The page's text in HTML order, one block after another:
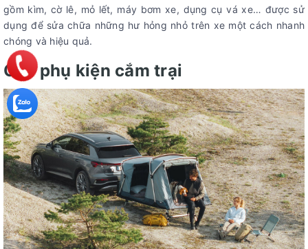
gồm kìm, cờ lê, mỏ lết, máy bơm xe, dụng cụ vá xe… được sử
dụng để sửa chữa những hư hỏng nhỏ trên xe một cách nhanh
chóng và hiệu quả.
Các phụ kiện cắm trại